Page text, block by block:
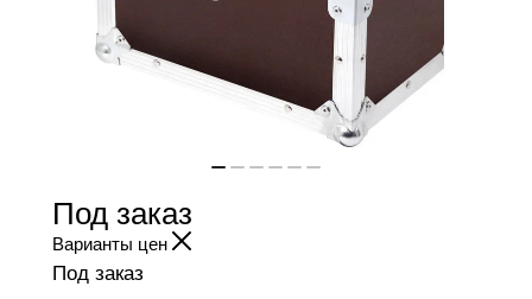
Под заказ
Варианты цен
Под заказ